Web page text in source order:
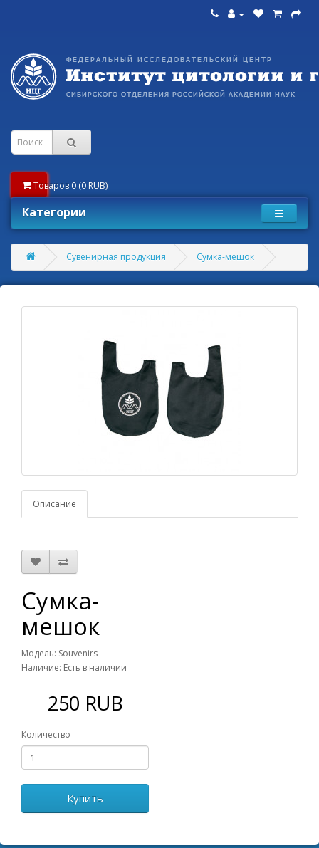
Товаров 0 (0 RUB)
Категории
Сувенирная продукция Сумка-мешок
Описание
Сумка-
мешок
Модель: Souvenirs
Наличие: Есть в наличии
250 RUB
Количество
Купить